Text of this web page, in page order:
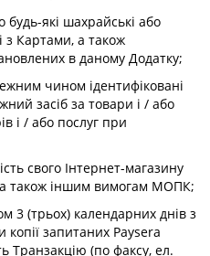
які шахрайські або
з Картами, а також
в даному Додатку;
чином ідентифіковані
засіб за товари і / або
і / або послуг при
свого Інтернет-магазину
також іншим вимогам МОПК;
3 (трьох) календарних днів з
копії запитаних Paysera
Транзакцію (по факсу, ел.